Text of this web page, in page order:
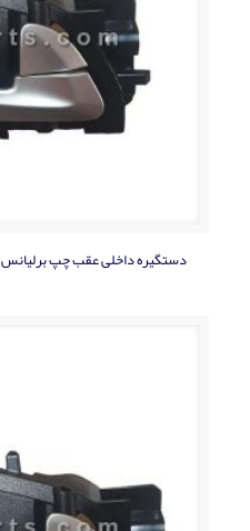
دستگیره داخلی عقب چپ برلیانس Brilliance H220